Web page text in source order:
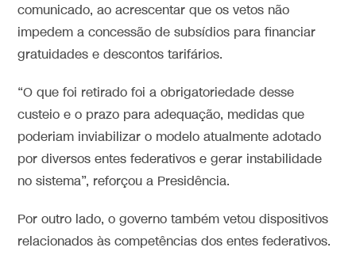
comunicado, ao acrescentar que os vetos não
impedem a concessão de subsídios para financiar
gratuidades e descontos tarifários.
“O que foi retirado foi a obrigatoriedade desse
custeio e o prazo para adequação, medidas que
poderiam inviabilizar o modelo atualmente adotado
por diversos entes federativos e gerar instabilidade
no sistema”, reforçou a Presidência.
Por outro lado, o governo também vetou dispositivos
relacionados às competências dos entes federativos.